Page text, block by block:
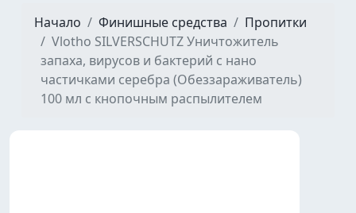
Начало Финишные средства
Пропитки
Vlotho SILVERSCHUTZ Уничтожитель
запаха, вирусов и бактерий с нано
частичками серебра (Обеззараживатель)
100 мл с кнопочным распылителем